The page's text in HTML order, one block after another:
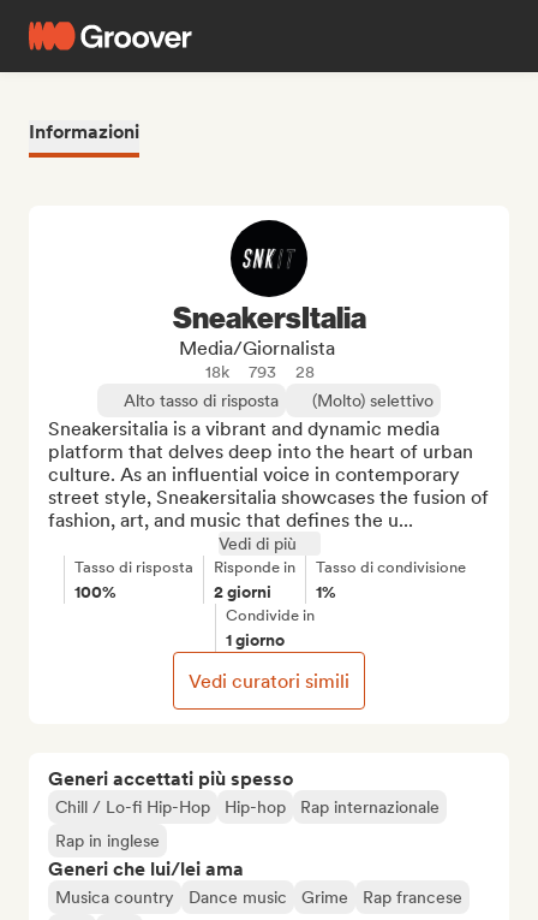
Informazioni
Generi accettati più spesso
Chill / Lo-fi Hip-Hop Hip-hop
Rap internazionale
Rap in inglese
Generi che lui/lei ama
Musica country Dance music Grime
Rap francese
SneakersItalia
Media/Giornalista
18k 793
28
Alto tasso di risposta
(Molto) selettivo
Sneakersitalia is a vibrant and dynamic media
platform that delves deep into the heart of urban
culture. As an influential voice in contemporary
street style, Sneakersitalia showcases the fusion of
fashion, art, and music that defines the u...
Vedi di più
Tasso di risposta
100%
Risponde in
2 giorni
Tasso di condivisione
1%
Condivide in
1 giorno
Vedi curatori simili